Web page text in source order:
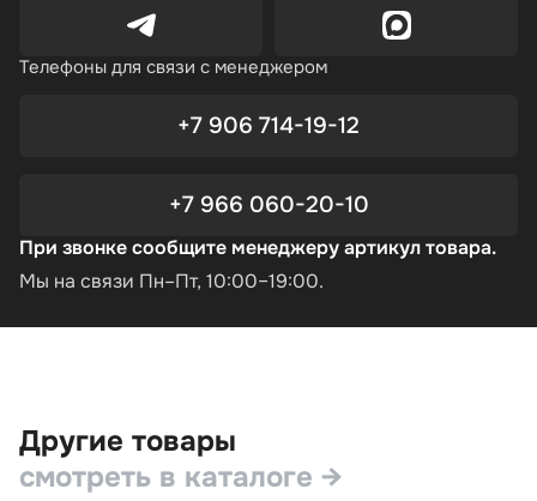
Телефоны для связи с менеджером
+7 906 714-19-12
+7 966 060-20-10
При звонке сообщите менеджеру артикул товара.
Мы на связи Пн–Пт, 10:00–19:00.
Другие товары
смотреть в каталоге →